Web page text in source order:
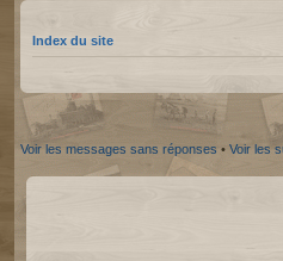
Index du site
Voir les messages sans réponses • Voir les